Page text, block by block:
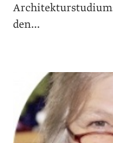
den...